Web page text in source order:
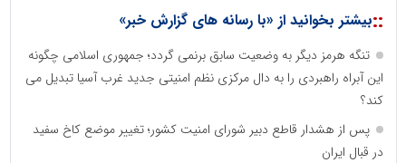
::بیشتر بخوانید از «با رسانه های گزارش خبر»
تنگه هرمز دیگر به وضعیت سابق برنمی گردد؛ جمهوری اسلامی چگونه
این آبراه راهبردی را به دال مرکزی نظم امنیتی جدید غرب آسیا تبدیل می
کند؟
پس از هشدار قاطع دبیر شورای امنیت کشور؛ تغییر موضع کاخ سفید
در قبال ایران